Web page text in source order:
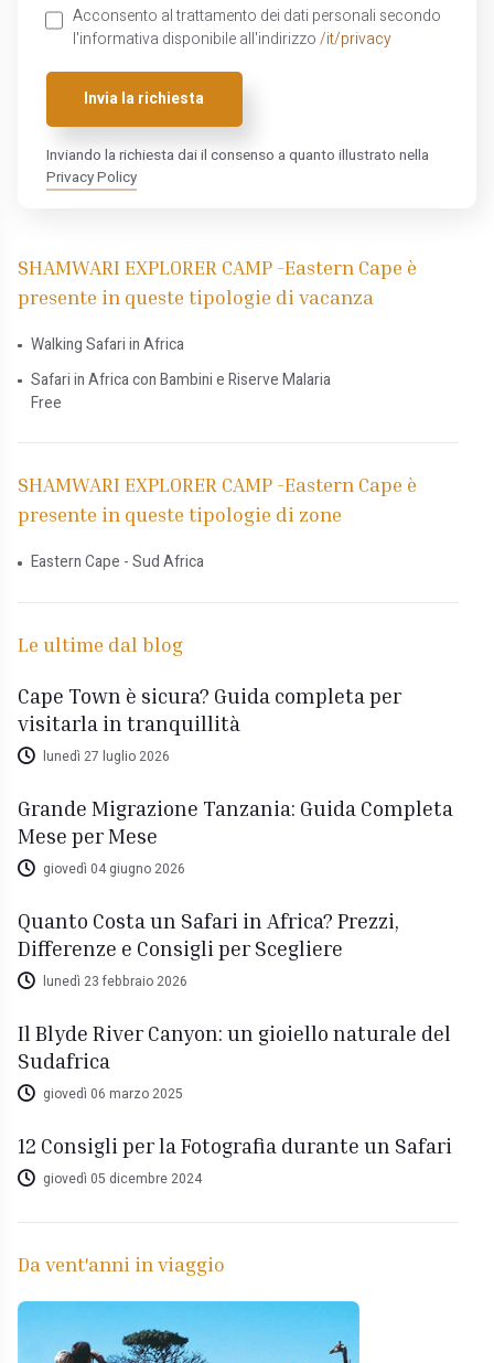
Acconsento al trattamento dei dati personali secondo
l'informativa disponibile all'indirizzo /it/privacy
Invia la richiesta
Inviando la richiesta dai il consenso a quanto illustrato nella
Privacy Policy
SHAMWARI EXPLORER CAMP -Eastern Cape è
presente in queste tipologie di vacanza
Walking Safari in Africa
Safari in Africa con Bambini e Riserve Malaria
Free
SHAMWARI EXPLORER CAMP -Eastern Cape è
presente in queste tipologie di zone
Eastern Cape - Sud Africa
Le ultime dal blog
Cape Town è sicura? Guida completa per
visitarla in tranquillità
lunedì 27 luglio 2026
Grande Migrazione Tanzania: Guida Completa
Mese per Mese
giovedì 04 giugno 2026
Quanto Costa un Safari in Africa? Prezzi,
Differenze e Consigli per Scegliere
lunedì 23 febbraio 2026
Il Blyde River Canyon: un gioiello naturale del
Sudafrica
giovedì 06 marzo 2025
12 Consigli per la Fotografia durante un Safari
giovedì 05 dicembre 2024
Da vent'anni in viaggio